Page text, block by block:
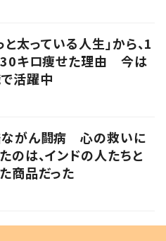
と太っている人生」から、1
キロ痩せた理由 今は
活躍中
がん闘病 心の救いに
のは、インドの人たちと
商品だった